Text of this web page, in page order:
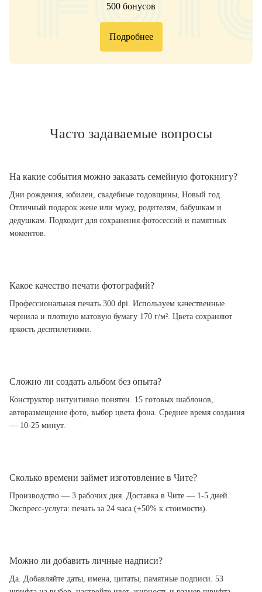
500 бонусов
Подробнее
Часто задаваемые вопросы
На какие события можно заказать семейную фотокнигу?
Дни рождения, юбилеи, свадебные годовщины, Новый год.
Отличный подарок жене или мужу, родителям, бабушкам и
дедушкам. Подходит для сохранения фотосессий и памятных
моментов.
Какое качество печати фотографий?
Профессиональная печать 300 dpi. Используем качественные
чернила и плотную матовую бумагу 170 г/м². Цвета сохраняют
яркость десятилетиями.
Сложно ли создать альбом без опыта?
Конструктор интуитивно понятен. 15 готовых шаблонов,
авторазмещение фото, выбор цвета фона. Среднее время создания
— 10-25 минут.
Сколько времени займет изготовление в Чите?
Производство — 3 рабочих дня. Доставка в Чите — 1-5 дней.
Экспресс-услуга: печать за 24 часа (+50% к стоимости).
Можно ли добавить личные надписи?
Да. Добавляйте даты, имена, цитаты, памятные подписи. 53